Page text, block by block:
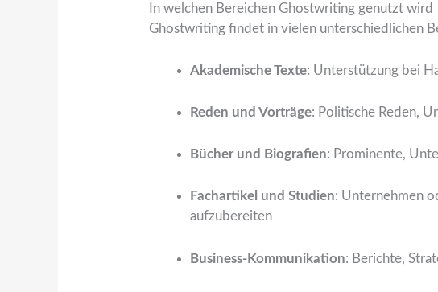
In welchen Bereichen Ghostwriting genutzt wird
Ghostwriting findet in vielen unterschiedlichen
Akademische Texte: Unterstützung bei
Reden und Vorträge: Politische Reden,
Bücher und Biografien: Prominente,
Fachartikel und Studien: Unternehmen
aufzubereiten
Business-Kommunikation: Berichte,